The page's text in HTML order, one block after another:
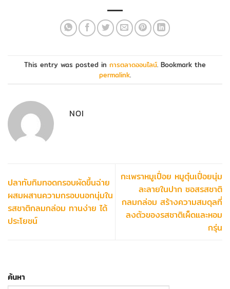
This entry was posted in การตลาดออนไลน์. Bookmark the
permalink.
NOI
ปลาทับทิมทอดกรอบผัดขึ้นฉ่าย
ผสมผสานความกรอบนอกนุ่มใน
รสชาติกลมกล่อม ทานง่าย ได้
ประโยชน์
กะเพราหมูเปื่อย หมูตุ๋นเปื่อยนุ่ม
ละลายในปาก ซอสรสชาติ
กลมกล่อม สร้างความสมดุลที่
ลงตัวของรสชาติเผ็ดและหอม
กรุ่น
ค้นหา